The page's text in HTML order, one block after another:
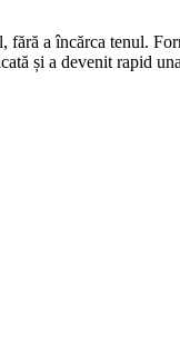
a încărca tenul.
și a devenit rapid